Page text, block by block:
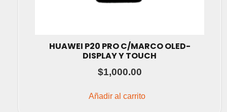
HUAWEI P20 PRO C/MARCO OLED-
DISPLAY Y TOUCH
$1,000.00
Añadir al carrito